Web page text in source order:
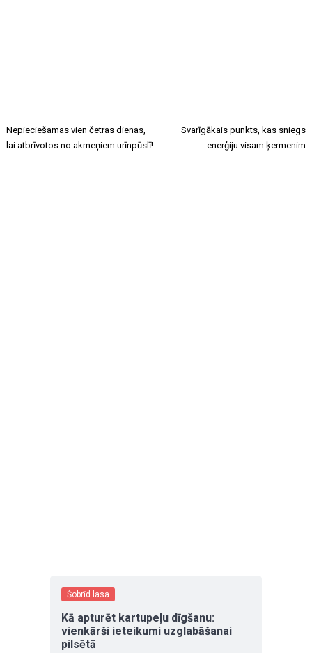
Nepieciešamas vien četras dienas,
lai atbrīvotos no akmeņiem urīnpūslī!
Svarīgākais punkts, kas sniegs
enerģiju visam ķermenim
Šobrīd lasa
Kā apturēt kartupeļu dīgšanu:
vienkārši ieteikumi uzglabāšanai
pilsētā